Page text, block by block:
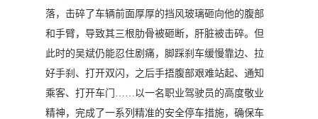
落，击碎了车辆前面厚厚的挡风玻璃砸向他的腹部
和手臂，导致其三根肋骨被砸断，肝脏被击碎。但
此时的吴斌仍能忍住剧痛，脚踩刹车缓慢靠边、拉
好手刹、打开双闪，之后手捂腹部艰难站起、通知
乘客、打开车门……以一名职业驾驶员的高度敬业
精神，完成了一系列精准的安全停车措施，确保车